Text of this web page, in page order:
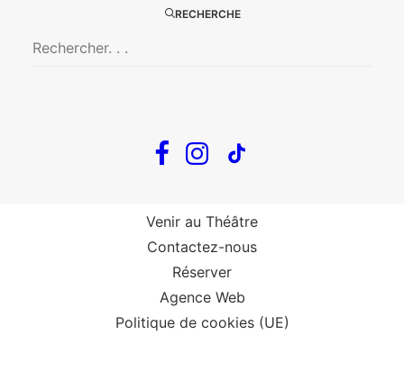
RECHERCHE
Infos
Venir au Théâtre
Contactez-nous
Réserver
Agence Web
Politique de cookies (UE)